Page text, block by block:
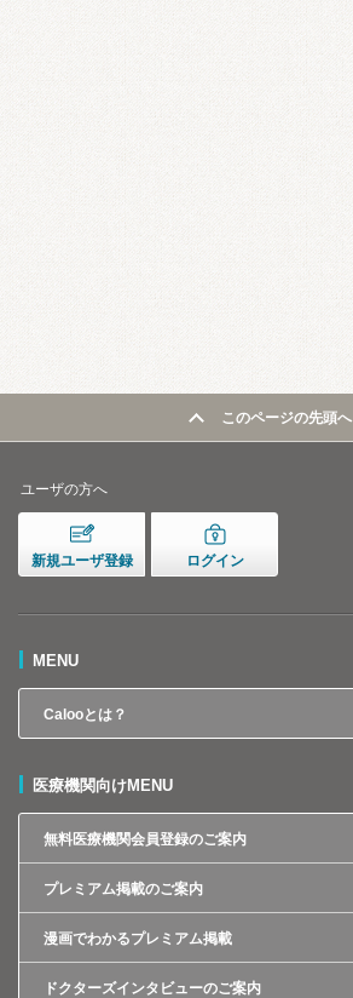
このページの先頭へ
ユーザの方へ
新規ユーザ登録 ログイン
MENU
Calooとは？
医療機関向けMENU
無料医療機関会員登録のご案内
プレミアム掲載のご案内
漫画でわかるプレミアム掲載
ドクターズインタビューのご案内